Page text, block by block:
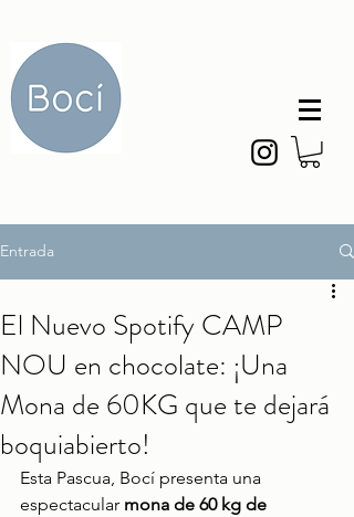
Entrada
El Nuevo Spotify CAMP
NOU en chocolate: ¡Una
Mona de 60KG que te dejará
boquiabierto!
Esta Pascua, Bocí presenta una
espectacular mona de 60 kg de